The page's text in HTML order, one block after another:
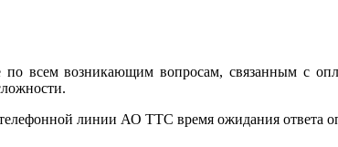
всем возникающим вопросам, связанным с
линии АО ТТС время ожидания ответа